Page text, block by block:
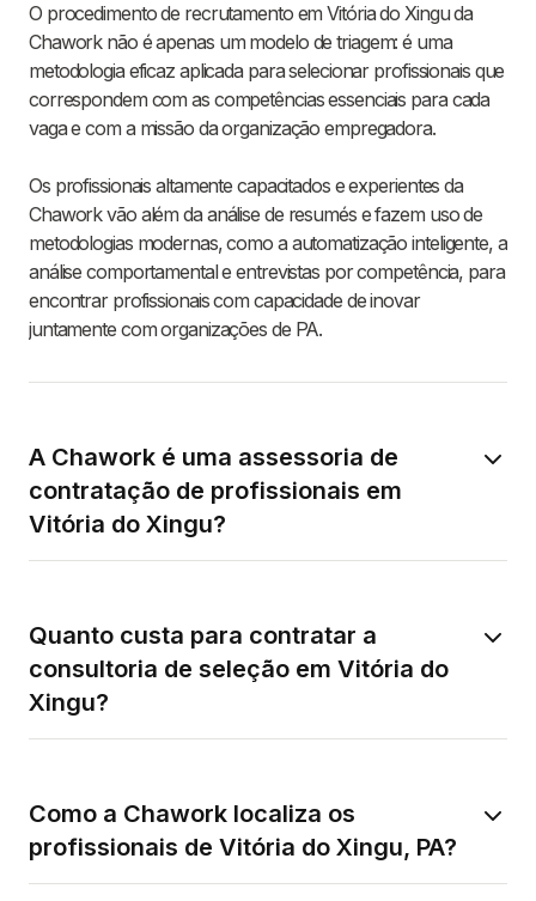
O procedimento de recrutamento em Vitória do Xingu da
Chawork não é apenas um modelo de triagem: é uma
metodologia eficaz aplicada para selecionar profissionais que
correspondem com as competências essenciais para cada
vaga e com a missão da organização empregadora.
Os profissionais altamente capacitados e experientes da
Chawork vão além da análise de resumés e fazem uso de
metodologias modernas, como a automatização inteligente, a
análise comportamental e entrevistas por competência, para
encontrar profissionais com capacidade de inovar
juntamente com organizações de PA.
A Chawork é uma assessoria de
contratação de profissionais em
Vitória do Xingu?
Quanto custa para contratar a
consultoria de seleção em Vitória do
Xingu?
Como a Chawork localiza os
profissionais de Vitória do Xingu, PA?